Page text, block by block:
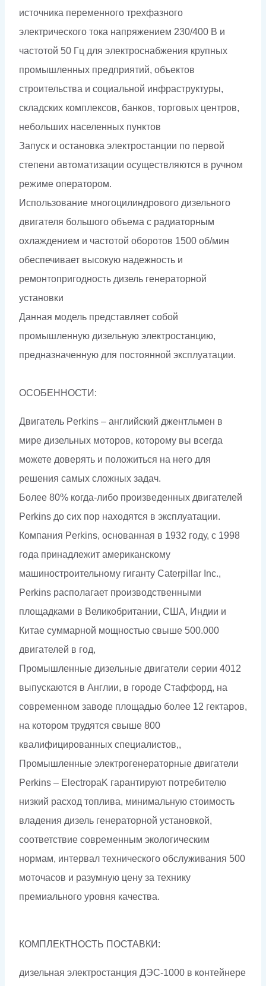
источника переменного трехфазного
электрического тока напряжением 230/400 В и
частотой 50 Гц для электроснабжения крупных
промышленных предприятий, объектов
строительства и социальной инфраструктуры,
складских комплексов, банков, торговых центров,
небольших населенных пунктов
Запуск и остановка электростанции по первой
степени автоматизации осуществляются в ручном
режиме оператором.
Использование многоцилиндрового дизельного
двигателя большого объема с радиаторным
охлаждением и частотой оборотов 1500 об/мин
обеспечивает высокую надежность и
ремонтопригодность дизель генераторной
установки
Данная модель представляет собой
промышленную дизельную электростанцию,
предназначенную для постоянной эксплуатации.
ОСОБЕННОСТИ:
Двигатель Perkins – английский джентльмен в
мире дизельных моторов, которому вы всегда
можете доверять и положиться на него для
решения самых сложных задач.
Более 80% когда-либо произведенных двигателей
Perkins до сих пор находятся в эксплуатации.
Компания Perkins, основанная в 1932 году, с 1998
года принадлежит американскому
машиностроительному гиганту Caterpillar Inc.,
Perkins располагает производственными
площадками в Великобритании, США, Индии и
Китае суммарной мощностью свыше 500.000
двигателей в год,
Промышленные дизельные двигатели серии 4012
выпускаются в Англии, в городе Стаффорд, на
современном заводе площадью более 12 гектаров,
на котором трудятся свыше 800
квалифицированных специалистов,,
Промышленные электрогенераторные двигатели
Perkins – ElectropaK гарантируют потребителю
низкий расход топлива, минимальную стоимость
владения дизель генераторной установкой,
соответствие современным экологическим
нормам, интервал технического обслуживания 500
моточасов и разумную цену за технику
премиального уровня качества.
КОМПЛЕКТНОСТЬ ПОСТАВКИ:
дизельная электростанция ДЭС-1000 в контейнере